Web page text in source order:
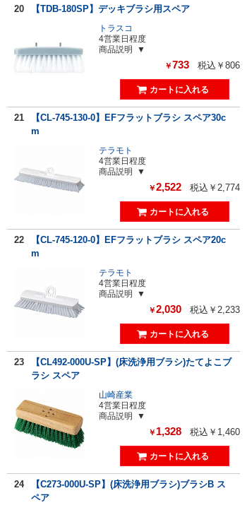
20 【TDB-180SP】デッキブラシ用スペア
トラスコ
4営業日程度
商品説明
￥733 税込￥806
21
【CL-745-130-0】EFフラットブラシ スペア30c
m
テラモト
4営業日程度
商品説明
￥2,522 税込￥2,774
22
【CL-745-120-0】EFフラットブラシ スペア20c
m
テラモト
4営業日程度
商品説明
￥2,030 税込￥2,233
23
【CL492-000U-SP】(床洗浄用ブラシ)たてよこブ
ラシ スペア
山崎産業
4営業日程度
商品説明
￥ 1,328 税込￥1,460
24
【C273-000U-SP】(床洗浄用ブラシ)ブラシB ス
ペア